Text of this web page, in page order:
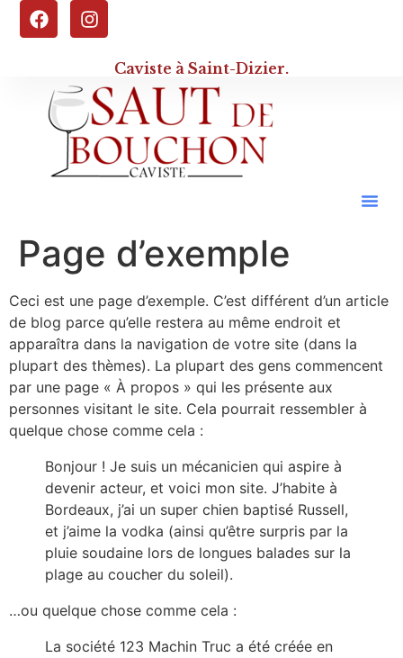
Caviste à Saint-Dizier.
Page d’exemple
Ceci est une page d’exemple. C’est différent d’un article
de blog parce qu’elle restera au même endroit et
apparaîtra dans la navigation de votre site (dans la
plupart des thèmes). La plupart des gens commencent
par une page « À propos » qui les présente aux
personnes visitant le site. Cela pourrait ressembler à
quelque chose comme cela :
Bonjour ! Je suis un mécanicien qui aspire à
devenir acteur, et voici mon site. J’habite à
Bordeaux, j’ai un super chien baptisé Russell,
et j’aime la vodka (ainsi qu’être surpris par la
pluie soudaine lors de longues balades sur la
plage au coucher du soleil).
…ou quelque chose comme cela :
La société 123 Machin Truc a été créée en